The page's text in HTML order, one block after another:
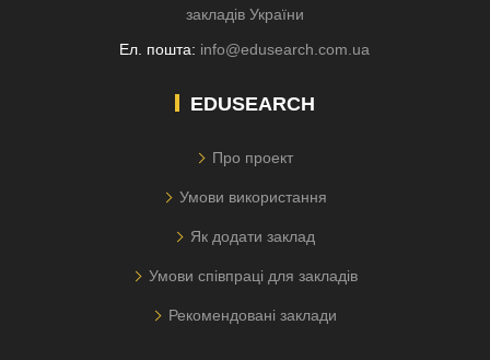
закладів України
Ел. пошта: info@edusearch.com.ua
EDUSEARCH
Про проект
Умови використання
Як додати заклад
Умови співпраці для закладів
Рекомендовані заклади